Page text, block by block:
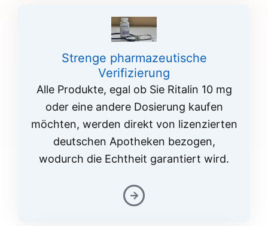
Strenge pharmazeutische
Verifizierung
Alle Produkte, egal ob Sie Ritalin 10 mg
oder eine andere Dosierung kaufen
möchten, werden direkt von lizenzierten
deutschen Apotheken bezogen,
wodurch die Echtheit garantiert wird.